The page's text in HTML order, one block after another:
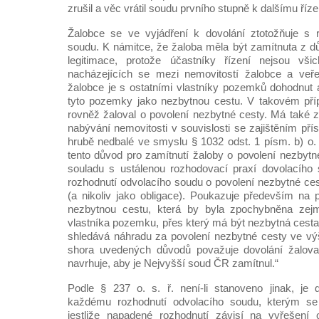
zrušil a věc vrátil soudu prvního stupně k dalšímu
Žalobce se ve vyjádření k dovolání ztotožňuje s
soudu. K námitce, že žaloba měla být zamítnuta z
legitimace, protože účastníky řízení nejsou
nacházejících se mezi nemovitostí žalobce a
žalobce je s ostatními vlastníky pozemků
tyto pozemky jako nezbytnou cestu. V takovém
rovněž žaloval o povolení nezbytné cesty. Má také
nabývání nemovitosti v souvislosti se zajištěním
hrubě nedbalé ve smyslu § 1032 odst. 1 písm. b)
tento důvod pro zamítnutí žaloby o povolení
souladu s ustálenou rozhodovací praxí dovolacího
rozhodnutí odvolacího soudu o povolení nezbytné
(a nikoliv jako obligace). Poukazuje především na
nezbytnou cestu, která by byla zpochybněna
vlastníka pozemku, přes který má být nezbytná
shledává náhradu za povolení nezbytné cesty ve
shora uvedených důvodů považuje dovolání
navrhuje, aby je Nejvyšší soud ČR zamítnul.“
Podle § 237 o. s. ř. není-li stanoveno jinak, je
každému rozhodnutí odvolacího soudu, kterým
jestliže napadené rozhodnutí závisí na vyřešení